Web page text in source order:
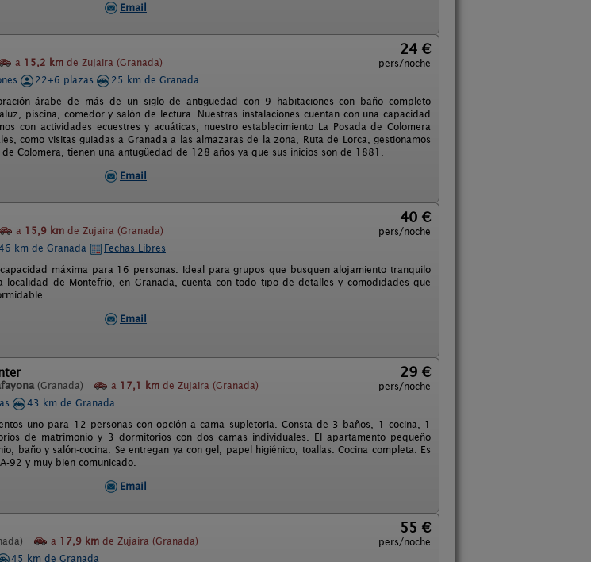
Email
a 15,2 km de Zujaira (Granada)
24 €
pers/noche
22+6 plazas
25 km de Granada
árabe de más de un siglo de antiguedad con 9 habitaciones con baño completo
piscina, comedor y salón de lectura. Nuestras instalaciones cuentan con una capacidad
con actividades ecuestres y acuáticas, nuestro establecimiento La Posada de Colomera
como visitas guiadas a Granada a las almazaras de la zona, Ruta de Lorca, gestionamos
Colomera, tienen una antugüedad de 128 años ya que sus inicios son de 1881.
Email
a 15,9 km de Zujaira (Granada)
40 €
pers/noche
km de Granada
Fechas Libres
máxima para 16 personas. Ideal para grupos que busquen alojamiento tranquilo
de Montefrío, en Granada, cuenta con todo tipo de detalles y comodidades que
Email
(Granada) a 17,1 km de Zujaira (Granada)
29 €
pers/noche
43 km de Granada
uno para 12 personas con opción a cama supletoria. Consta de 3 baños, 1 cocina, 1
de matrimonio y 3 dormitorios con dos camas individuales. El apartamento pequeño
baño y salón-cocina. Se entregan ya con gel, papel higiénico, toallas. Cocina completa. Es
92 y muy bien comunicado.
Email
a 17,9 km de Zujaira (Granada)
55 €
pers/noche
45 km de Granada